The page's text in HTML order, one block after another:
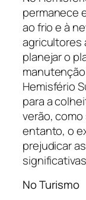
permanece
ao frio e à
agricultores
planejar o
Hemisfério
para a
verão,
entanto, o
prejudicar
No Turismo